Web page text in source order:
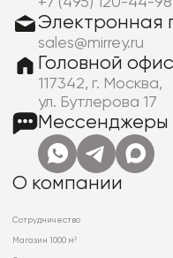
Электронная
sales@mirrey.ru
Головной офис
117342, г. Москва,
ул. Бутлерова 17
Мессенджеры
О компании
Сотрудничество
Магазин 1000 м²